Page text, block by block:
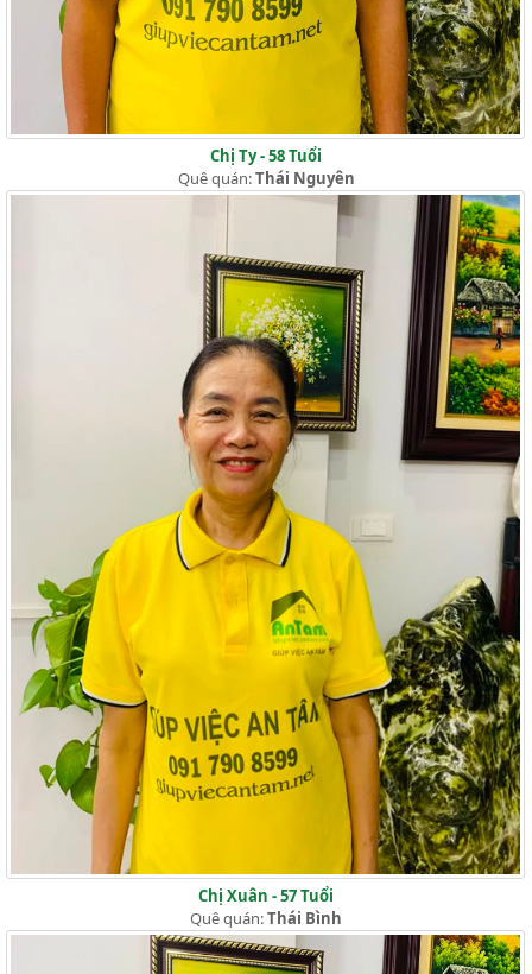
Chị Ty - 58 Tuổi
Quê quán:Thái Nguyên
Chị Xuân - 57 Tuổi
Quê quán:Thái Bình